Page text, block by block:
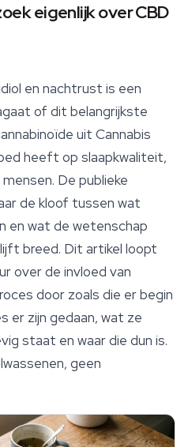
eigenlijk over CBD
en nachtrust is een
of dit belangrijkste
uit Cannabis
heeft op slaapkwaliteit,
De publieke
de kloof tussen wat
en wat de wetenschap
breed. Dit artikel loopt
over de invloed van
door zoals die er begin
er zijn gedaan, wat ze
staat en waar die dun is.
geen